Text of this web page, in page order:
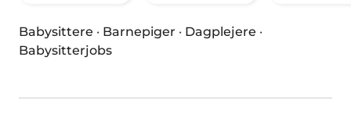
Babysittere · Barnepiger · Dagplejere ·
Babysitterjobs